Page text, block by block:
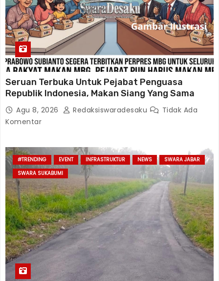
Seruan Terbuka Untuk Pejabat Penguasa
Republik Indonesia, Makan Siang Yang Sama
Agu 8, 2026 Redaksiswaradesaku
Tidak Ada
Komentar
#TRENDING EVENT INFRASTRUKTUR NEWS
SWARA JABAR
SWARA SUKABUMI